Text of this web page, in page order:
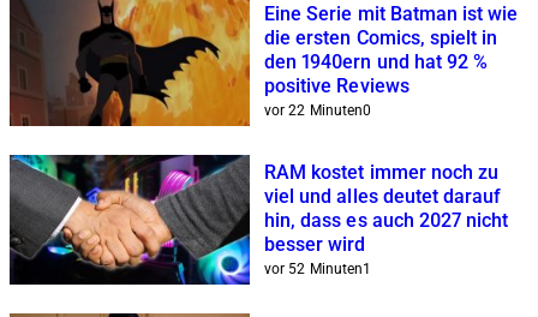
Eine Serie mit Batman ist wie
die ersten Comics, spielt in
den 1940ern und hat 92 %
positive Reviews
vor 22 Minuten0
RAM kostet immer noch zu
viel und alles deutet darauf
hin, dass es auch 2027 nicht
besser wird
vor 52 Minuten1